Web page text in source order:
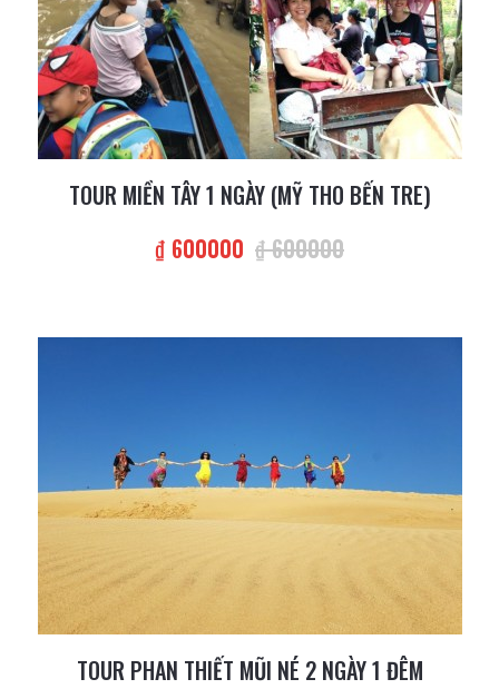
TOUR MIỀN TÂY 1 NGÀY (MỸ THO BẾN TRE)
₫ 600000 ₫ 600000
TOUR PHAN THIẾT MŨI NÉ 2 NGÀY 1 ĐÊM